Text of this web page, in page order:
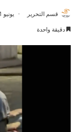
قسم التحرير يونيو 11, 2026
دقيقة واحدة